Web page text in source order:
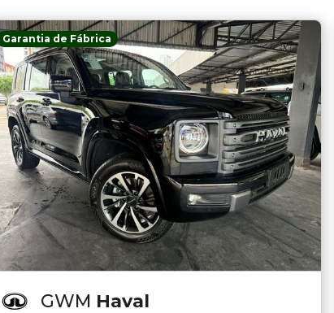
Garantia de Fábrica
GWM Haval